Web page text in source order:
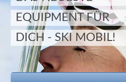
EQUIPMENT FÜR
DICH - SKI MOBIL!